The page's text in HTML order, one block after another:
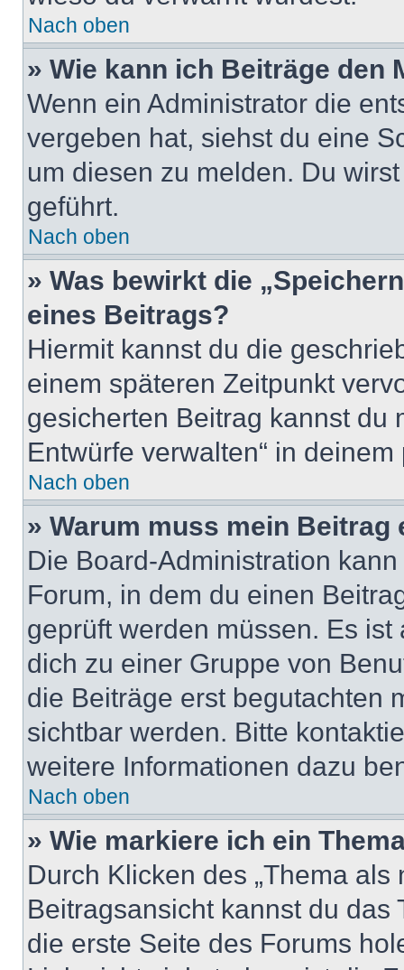
Nach oben
» Wie kann ich Beiträge den
Wenn ein Administrator die
vergeben hat, siehst du eine
um diesen zu melden. Du
geführt.
Nach oben
» Was bewirkt die
eines Beitrags?
Hiermit kannst du die
einem späteren Zeitpunkt
gesicherten Beitrag kannst du
Entwürfe verwalten“ in
Nach oben
» Warum muss mein
Die Board-Administration
Forum, in dem du einen
geprüft werden müssen. Es
dich zu einer Gruppe von
die Beiträge erst begutachten
sichtbar werden. Bitte
weitere Informationen dazu
Nach oben
» Wie markiere ich ein
Durch Klicken des „Thema
Beitragsansicht kannst du
die erste Seite des Forums